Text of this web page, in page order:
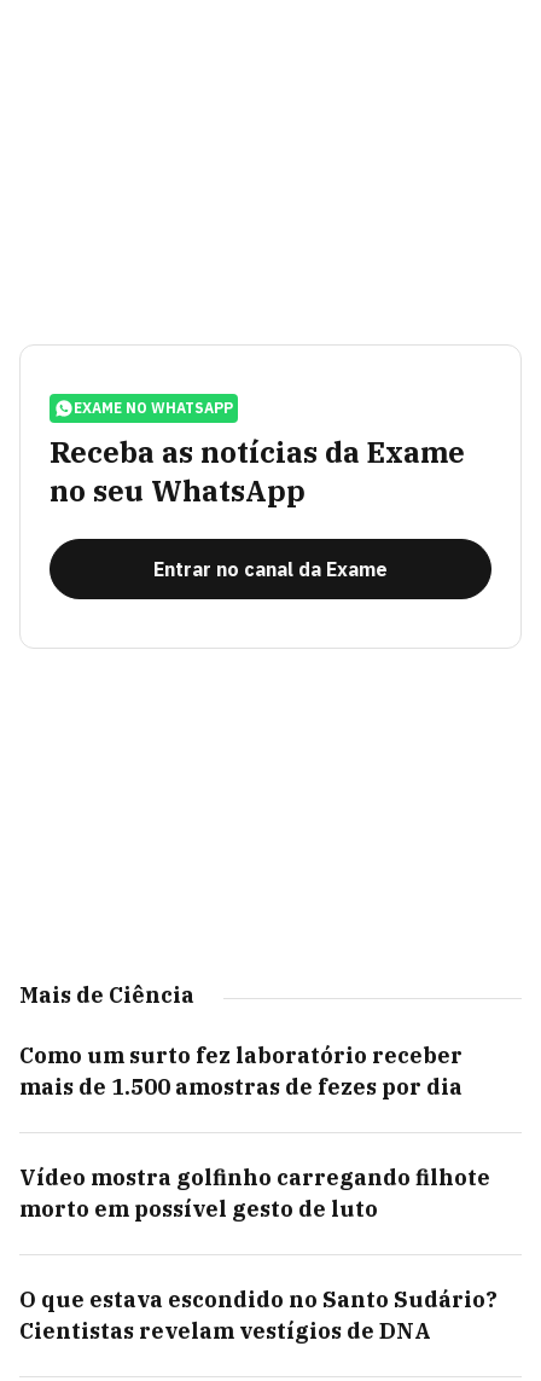
EXAME NO WHATSAPP
Receba as notícias da Exame
no seu WhatsApp
Entrar no canal da Exame
Mais de Ciência
Como um surto fez laboratório receber
mais de 1.500 amostras de fezes por dia
Vídeo mostra golfinho carregando filhote
morto em possível gesto de luto
O que estava escondido no Santo Sudário?
Cientistas revelam vestígios de DNA